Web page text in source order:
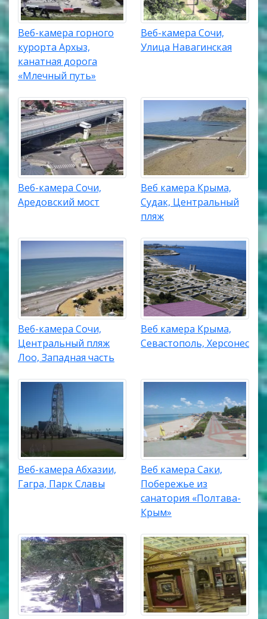
Веб-камера горного
курорта Архыз,
канатная дорога
«Млечный путь»
Веб-камера Сочи,
Улица Навагинская
Веб-камера Сочи,
Аредовский мост
Веб камера Крыма,
Судак, Центральный
пляж
Веб-камера Сочи,
Центральный пляж
Лоо, Западная часть
Веб камера Крыма,
Севастополь, Херсонес
Веб-камера Абхазии,
Гагра, Парк Славы
Веб камера Саки,
Побережье из
санатория «Полтава-
Крым»